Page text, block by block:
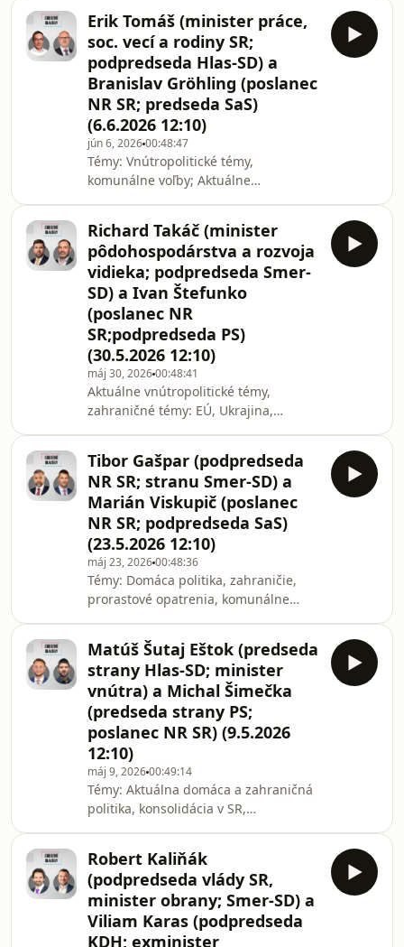
Smer-SD) a Miriam Lexmann
(europoslankyňa za KDH). | Moderuje:
Matej Baránek. | Diskusiu Sobotné
dialógy pripravuje Slovenský rozhlas,
Rádio Slovensko, SRo1. Reláciu
vysielame každú sobotu po 12:10.
Erik Tomáš (minister práce,
soc. vecí a rodiny SR;
podpredseda Hlas-SD) a
Branislav Gröhling (poslanec
NR SR; predseda SaS)
(6.6.2026 12:10)
jún 6, 202600:48:47
Témy: Vnútropolitické témy,
komunálne voľby; Aktuálne
dopady. | Hostia: Erik Tomáš (minister
práce, soc. vecí a rodiny SR;
podpredseda strany Hlas-SD) a
Branislav Gröhling (poslanec NR SR;
predseda strany Sloboda a solidarita).
| Moderuje: Matej Baránek. |
Diskusiu Sobotné dialógy pripravuje
Slovenský rozhlas, Rádio Slovensko,
SRo1.
Richard Takáč (minister
pôdohospodárstva a rozvoja
vidieka; podpredseda Smer-
SD) a Ivan Štefunko
(poslanec NR
SR;podpredseda PS)
(30.5.2026 12:10)
máj 30, 202600:48:41
Aktuálne vnútropolitické témy,
zahraničné témy: EÚ, Ukrajina,
pôdohospodárstva a rozvoja vidieka;
podpredseda Smer-SD) a Ivan
Štefunko (poslanec NR SR
;podpredseda strany Progresívne
Slovensko) | Moderuje: Matej
Baránek. | Diskusiu Sobotné dialógy
pripravuje Slovenský rozhlas, Rádio
Slovensko, SRo1. Reláciu vysielame
každú sobotu po
Tibor Gašpar (podpredseda
NR SR; stranu Smer-SD) a
Marián Viskupič (poslanec
NR SR; podpredseda SaS)
(23.5.2026 12:10)
máj 23, 202600:48:36
Témy: Domáca politika, zahraničie,
prorastové opatrenia, komunálne
(podpredseda NR SR; stranu Smer-SD)
a Marián Viskupič (poslanec NR SR;
podpredseda SaS). | Moderuje: Matej
Baránek. | Diskusiu Sobotné dialógy
pripravuje Slovenský rozhlas, Rádio
Slovensko, SRo1. Reláciu vysielame
každú sobotu po 12:10.
Matúš Šutaj Eštok (predseda
strany Hlas-SD; minister
vnútra) a Michal Šimečka
(predseda strany PS;
poslanec NR SR) (9.5.2026
12:10)
máj 9, 202600:49:14
Témy: Aktuálna domáca a zahraničná
politika, konsolidácia v SR,
(predseda strany Hlas-SD; minister
vnútra) a Michal Šimečka (predseda
strany Progresívne Slovensko;
poslanec NR SR). | Moderuje: Matej
Baránek. | Diskusiu Sobotné dialógy
Robert Kaliňák
(podpredseda vlády SR,
minister obrany; Smer-SD) a
Viliam Karas (podpredseda
KDH; exminister